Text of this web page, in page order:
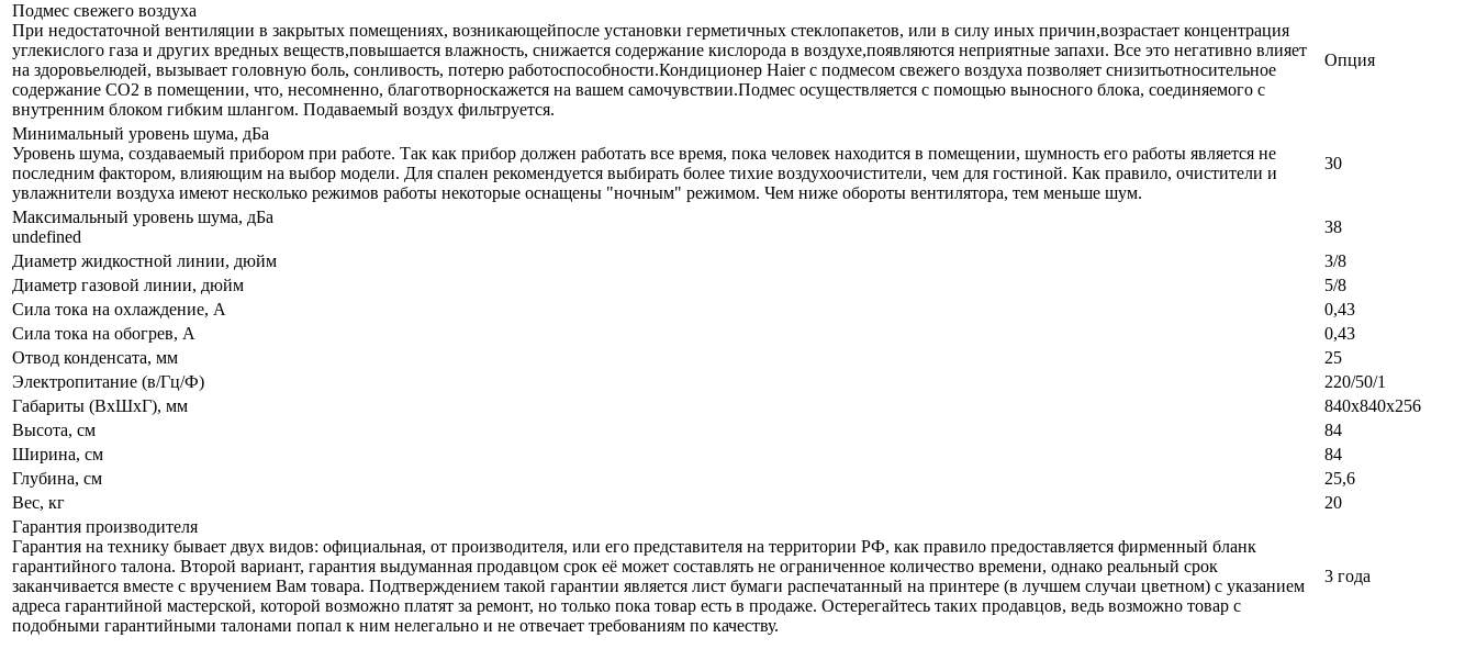
Подмес свежего воздуха
При недостаточной вентиляции в закрытых помещениях, возникающейпосле установки герметичных стеклопакетов, или в силу иных причин,возрастает концентрация
углекислого газа и других вредных веществ,повышается влажность, снижается содержание кислорода в воздухе,появляются неприятные запахи. Все это негативно влияет
на здоровьелюдей, вызывает головную боль, сонливость, потерю работоспособности.Кондиционер Haier с подмесом свежего воздуха позволяет снизитьотносительное
содержание СО2 в помещении, что, несомненно, благотворноскажется на вашем самочувствии.Подмес осуществляется с помощью выносного блока, соединяемого с
внутренним блоком гибким шлангом. Подаваемый воздух фильтруется.
Опция
Минимальный уровень шума, дБа
Уровень шума, создаваемый прибором при работе. Так как прибор должен работать все время, пока человек находится в помещении, шумность его работы является не
последним фактором, влияющим на выбор модели. Для спален рекомендуется выбирать более тихие воздухоочистители, чем для гостиной. Как правило, очистители и
увлажнители воздуха имеют несколько режимов работы некоторые оснащены "ночным" режимом. Чем ниже обороты вентилятора, тем меньше шум.
30
Максимальный уровень шума, дБа
undefined
38
Диаметр жидкостной линии, дюйм
3/8
Диаметр газовой линии, дюйм
5/8
Сила тока на охлаждение, А
0,43
Сила тока на обогрев, А
0,43
Отвод конденсата, мм
25
Электропитание (в/Гц/Ф)
220/50/1
Габариты (ВxШxГ), мм
840x840x256
Высота, см
84
Ширина, см
84
Глубина, см
25,6
Вес, кг
20
Гарантия производителя
Гарантия на технику бывает двух видов: официальная, от производителя, или его представителя на территории РФ, как правило предоставляется фирменный бланк
гарантийного талона. Второй вариант, гарантия выдуманная продавцом срок её может составлять не ограниченное количество времени, однако реальный срок
заканчивается вместе с вручением Вам товара. Подтверждением такой гарантии является лист бумаги распечатанный на принтере (в лучшем случаи цветном) с указанием
адреса гарантийной мастерской, которой возможно платят за ремонт, но только пока товар есть в продаже. Остерегайтесь таких продавцов, ведь возможно товар с
подобными гарантийными талонами попал к ним нелегально и не отвечает требованиям по качеству.
3 года